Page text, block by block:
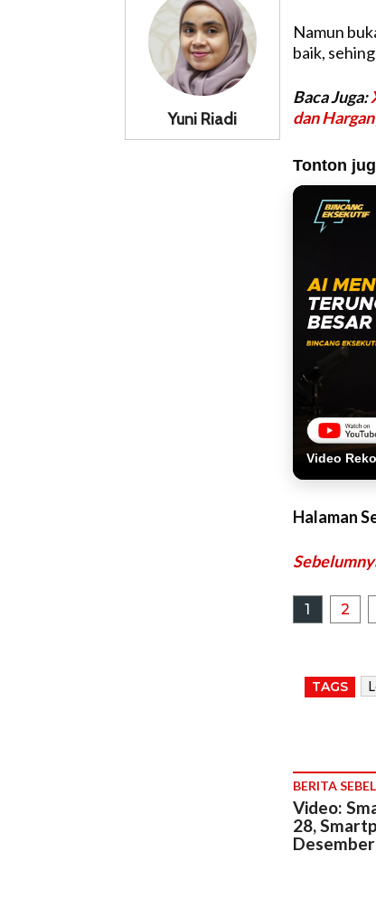
Yuni Riadi
Namun
baik,
Baca Juga:
dan
Tonton
Video
Halaman
1 2
TAGS
BERITA
Video:
28,